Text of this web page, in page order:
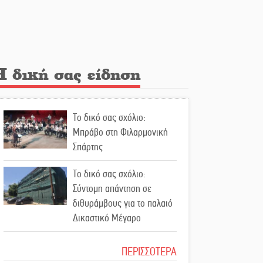
Κλήρωσε για τον Αστέρα
Οδύνη στην Απιδιά για τον
χαμό της 29χρονης Ελένης
σε τροχαίο
«Σφραγίδα» έργου και
απολογισμού στο
Παναρκαδικό από τον Κυρ.
Διαμαντάκο
Μια «χρυσή» ελαιοκομική
δική σας είδηση
Το δικό σας σχόλιο:
Μπράβο στη Φιλαρμονική
Σπάρτης
Το δικό σας σχόλιο:
Σύντομη απάντηση σε
διθυράμβους για το παλαιό
Δικαστικό Μέγαρο
Το δικό σας σχόλιο: Ιερή
ΠΕΡΙΣΣΟΤΕΡΑ